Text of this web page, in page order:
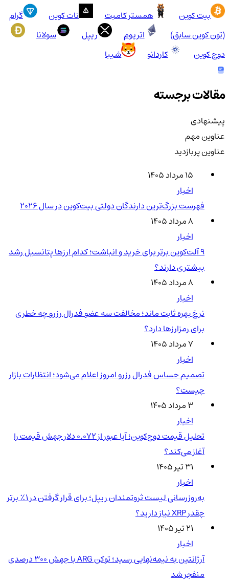
بیت کوین
همستر کامبت نات کوین
گرام
(تون کوین سابق)
اتریوم ریپل
سولانا
دوج کوین
کاردانو شیبا
مقالات برجسته
پیشنهادی
عناوین مهم
عناوین پربازدید
۱۵ مرداد ۱۴۰۵
اخبار
فهرست بزرگ‌ترین دارندگان دولتی بیت‌کوین در سال 2026
۸ مرداد ۱۴۰۵
اخبار
۹ آلت‌کوین برتر برای خرید و انباشت؛ کدام ارزها پتانسیل رشد
بیشتری دارند؟
۸ مرداد ۱۴۰۵
اخبار
نرخ بهره ثابت ماند؛ مخالفت سه عضو فدرال رزرو چه خطری
برای رمزارزها دارد؟
۷ مرداد ۱۴۰۵
اخبار
تصمیم حساس فدرال رزرو امروز اعلام می‌شود؛ انتظارات بازار
چیست؟
۳ مرداد ۱۴۰۵
اخبار
تحلیل قیمت دوج‌کوین؛ آیا عبور از ۰.۰۷۲ دلار جهش قیمت را
آغاز می‌کند؟
۳۱ تیر ۱۴۰۵
اخبار
به‌روزرسانی لیست ثروتمندان ریپل؛ برای قرار گرفتن در ۱٪ برتر
چقدر XRP نیاز دارید؟
۲۱ تیر ۱۴۰۵
اخبار
آرژانتین به نیمه‌نهایی رسید؛ توکن ARG با جهش ۳۰۰ درصدی
منفجر شد